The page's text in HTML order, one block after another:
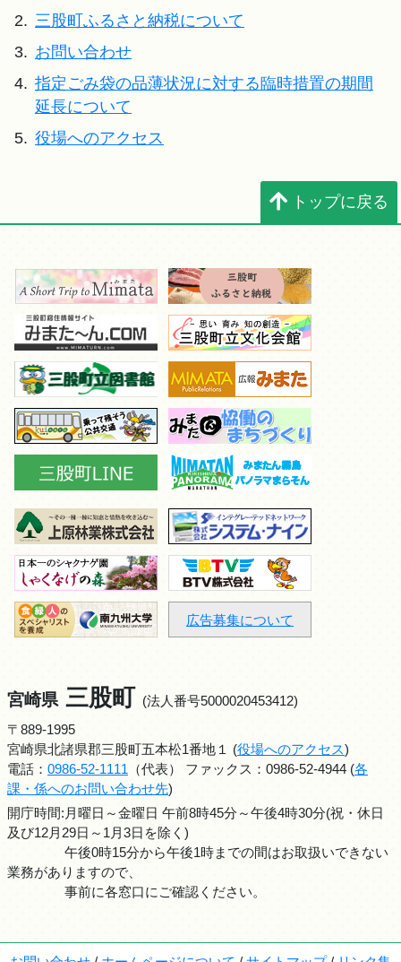
2. 三股町ふるさと納税について
3. お問い合わせ
4. 指定ごみ袋の品薄状況に対する臨時措置の期間
延長について
5. 役場へのアクセス
トップに戻る
広告募集について
宮崎県 三股町 (法人番号5000020453412)
〒889-1995
宮崎県北諸県郡三股町五本松1番地１ (役場へのアクセス)
電話： 0986-52-1111 （代表） ファックス：0986-52-4944 (各
課・係へのお問い合わせ先)
開庁時間:月曜日～金曜日 午前8時45分～午後4時30分(祝・休日
及び12月29日～1月3日を除く)
午後0時15分から午後1時までの間はお取扱いできない
業務がありますので、
事前に各窓口にご確認ください。